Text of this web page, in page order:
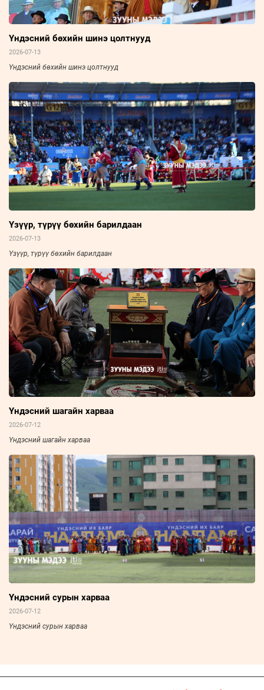
Үндэсний бөхийн шинэ цолтнууд
2026-07-13
Үндэсний бөхийн шинэ цолтнууд
Үзүүр, түрүү бөхийн барилдаан
2026-07-13
Үзүүр, түрүү бөхийн барилдаан
Үндэсний шагайн харваа
2026-07-12
Үндэсний шагайн харваа
Үндэсний сурын харваа
2026-07-12
Үндэсний сурын харваа